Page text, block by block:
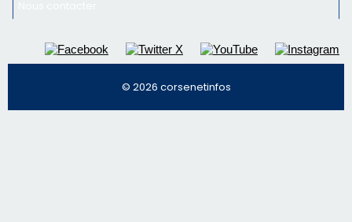
© 2026 corsenetinfos